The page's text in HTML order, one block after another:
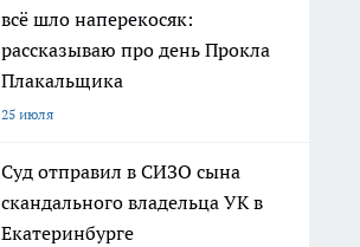
всё шло наперекосяк:
рассказываю про день Прокла
Плакальщика
25 июля
Суд отправил в СИЗО сына
скандального владельца УК в
Екатеринбурге